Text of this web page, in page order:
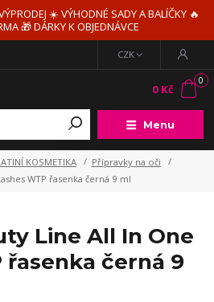
☀️ VÝHODNÉ SADY A BALÍČKY 🔥
🎁 DÁRKY K OBJEDNÁVCE
Menu
CZK
0
0 Kč
KOSMETIKA
Přípravky na oči
WTP řasenka černá 9 ml
Line All In One
řasenka černá 9